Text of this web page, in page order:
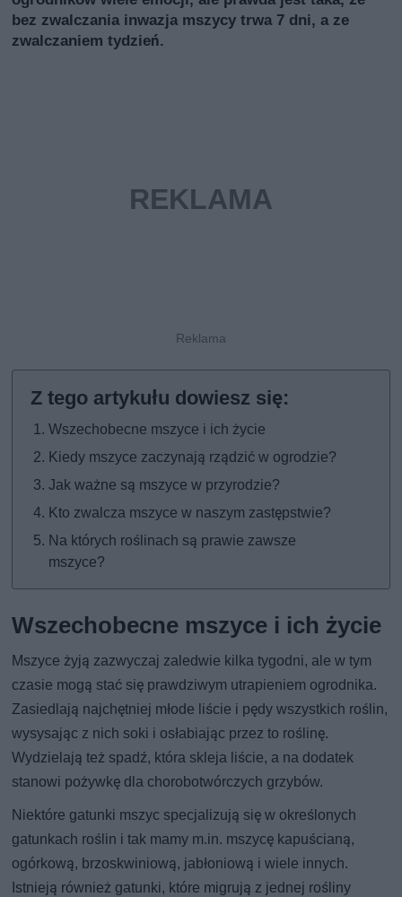
bez zwalczania inwazja mszycy trwa 7 dni, a ze
zwalczaniem tydzień.
Wszechobecne mszyce i ich życie
Kiedy mszyce zaczynają rządzić w ogrodzie?
Jak ważne są mszyce w przyrodzie?
Kto zwalcza mszyce w naszym zastępstwie?
Na których roślinach są prawie zawsze
mszyce?
Wszechobecne mszyce i ich życie
Mszyce żyją zazwyczaj zaledwie kilka tygodni, ale w tym
czasie mogą stać się prawdziwym utrapieniem ogrodnika.
Zasiedlają najchętniej młode liście i pędy wszystkich roślin,
wysysając z nich soki i osłabiając przez to roślinę.
Wydzielają też spadź, która skleja liście, a na dodatek
stanowi pożywkę dla chorobotwórczych grzybów.
Niektóre gatunki mszyc specjalizują się w określonych
gatunkach roślin i tak mamy m.in. mszycę kapuścianą,
ogórkową, brzoskwiniową, jabłoniową i wiele innych.
Istnieją również gatunki, które migrują z jednej rośliny